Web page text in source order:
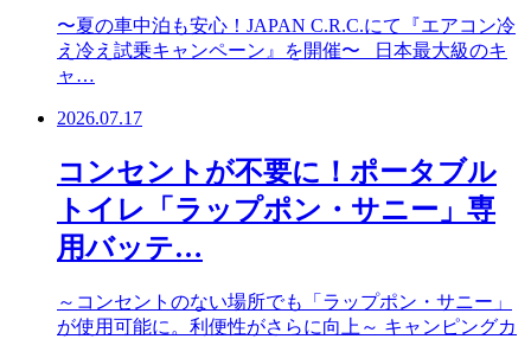
〜夏の車中泊も安心！JAPAN C.R.C.にて『エアコン冷
え冷え試乗キャンペーン』を開催〜 日本最大級のキ
ャ…
2026.07.17
コンセントが不要に！ポータブル
トイレ「ラップポン・サニー」専
用バッテ…
～コンセントのない場所でも「ラップポン・サニー」
が使用可能に。利便性がさらに向上～ キャンピングカ